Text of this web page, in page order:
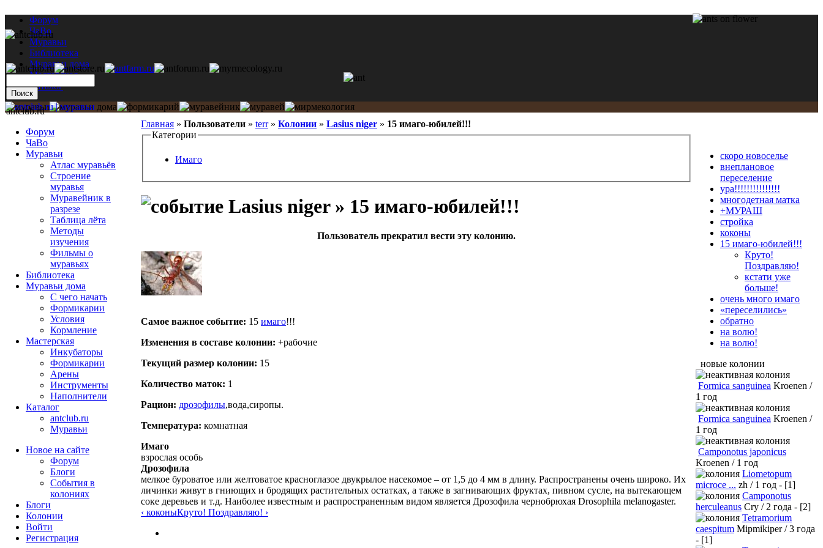
Форум
ЧаВо
Муравьи
Библиотека
Муравьи дома
Мастерская
Каталог
Главная » Пользователи » terr» Колонии » Lasius niger » 15 имаго-юбилей!!!
Категории
Имаго
Lasius niger » 15 имаго-юбилей!!!
Пользователь прекратил вести эту колонию.
Самое важное событие: 15 имаго!!!
Изменения в составе кoлонии: +рабочие
Текущий размер кoлонии: 15
Количество маток: 1
Рацион: дрозофилы,вода,сиропы.
Температура: комнатная
Имаго
взрослая особь
Дрозофила
мелкое буроватое или желтоватое красноглазое двукрылое насекомое – от 1,5 до 4 мм в длину. Распространены очень широко. Их
личинки живут в гниющих и бродящих растительных остатках, а также в загнивающих фруктах, пивном сусле, на вытекающем
соке деревьев и т.д. Наиболее известным и распространенным видом является Дрозофила чернобрюхая Drosophila melanogaster.
‹ коконыКруто! Поздравляю! ›
antclub.ru
Форум
ЧаВо
Муравьи
Атлас муравьёв
Строение
муравья
Муравейник в
разрезе
Таблица лёта
Методы
изучения
Фильмы о
муравьях
Библиотека
Муравьи дома
С чего начать
Формикарии
Условия
Кормление
Мастерская
Инкубаторы
Формикарии
Арены
Инструменты
Наполнители
Каталог
antclub.ru
Муравьи
Новое на сайте
Форум
Блоги
События в
колониях
Блоги
Колонии
Войти
Peгиcтpaция
скоро новоселье
внеплановое
переселение
ура!!!!!!!!!!!!!!!
многодетная матка
+МУРАШ
стройка
коконы
15 имаго-юбилей!!!
Круто!
Поздравляю!
кстати уже
больше!
очень много имаго
«переселились»
обратно
на волю!
на волю!
новые колонии
Formica sanguinea Kroenen /
1 год
Formica sanguinea Kroenen /
1 год
Camponotus japonicus
Kroenen / 1 год
Liometopum
microce ... zh / 1 год - [1]
Camponotus
herculeanus Cry / 2 года - [2]
Tetramorium
caespitum Mipmikiper / 3 года
- [1]